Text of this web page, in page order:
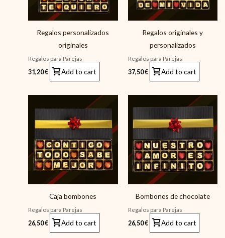
Regalos personalizados
originales
Regalos para Parejas
31,20€ Add to cart
Regalos originales y
personalizados
Regalos para Parejas
37,50€ Add to cart
Caja bombones
Regalos para Parejas
26,50€ Add to cart
Bombones de chocolate
Regalos para Parejas
26,50€ Add to cart